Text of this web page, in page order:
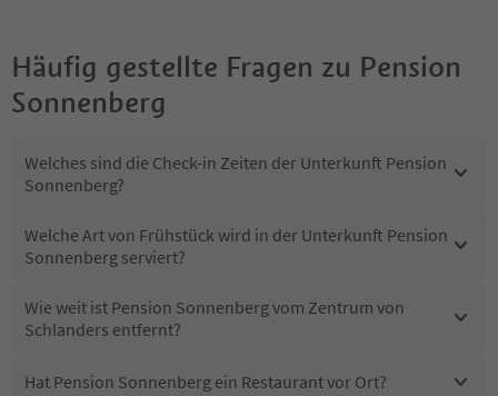
Häufig gestellte Fragen zu Pension
Sonnenberg
Welches sind die Check-in Zeiten der Unterkunft Pension
Sonnenberg?
Welche Art von Frühstück wird in der Unterkunft Pension
Sonnenberg serviert?
Wie weit ist Pension Sonnenberg vom Zentrum von
Schlanders entfernt?
Hat Pension Sonnenberg ein Restaurant vor Ort?